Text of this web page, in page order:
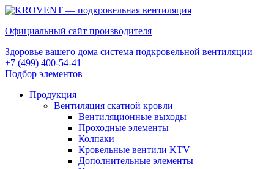
Официальный сайт производителя
Здоровье вашего дома система подкровельной вентиляции
+7 (499) 400-54-41
Подбор элементов
Продукция
Вентиляция скатной кровли
Вентиляционные выходы
Проходные элементы
Колпаки
Кровельные вентили KTV
Дополнительные элементы